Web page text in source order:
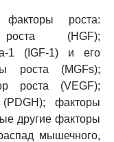
факторы роста:
(HGF);
1 (IGF-1) и его
роста (MGFs);
роста (VEGF);
факторы
другие факторы
мышечного,